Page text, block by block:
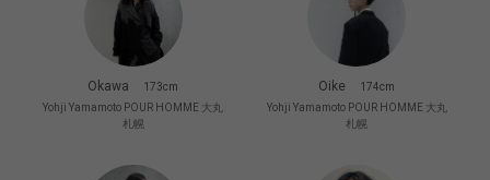
Okawa
173cm
Yohji Yamamoto POUR HOMME 大丸
札幌
Oike
174cm
Yohji Yamamoto POUR HOMME 大丸
札幌